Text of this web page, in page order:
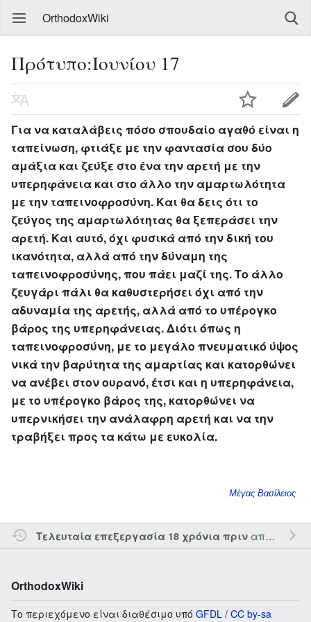
OrthodoxWiki
Πρότυπο:Ιουνίου 17
Για να καταλάβεις πόσο σπουδαίο αγαθό είναι η
ταπείνωση, φτιάξε με την φαντασία σου δύο
αμάξια και ζεύξε στο ένα την αρετή με την
υπερηφάνεια και στο άλλο την αμαρτωλότητα
με την ταπεινοφροσύνη. Και θα δεις ότι το
ζεύγος της αμαρτωλότητας θα ξεπεράσει την
αρετή. Και αυτό, όχι φυσικά από την δική του
ικανότητα, αλλά από την δύναμη της
ταπεινοφροσύνης, που πάει μαζί της. Το άλλο
ζευγάρι πάλι θα καθυστερήσει όχι από την
αδυναμία της αρετής, αλλά από το υπέρογκο
βάρος της υπερηφάνειας. Διότι όπως η
ταπεινοφροσύνη, με το μεγάλο πνευματικό ύψος
νικά την βαρύτητα της αμαρτίας και κατορθώνει
να ανέβει στον ουρανό, έτσι και η υπερηφάνεια,
με το υπέρογκο βάρος της, κατορθώνει να
υπερνικήσει την ανάλαφρη αρετή και να την
τραβήξει προς τα κάτω με ευκολία.
Μέγας Βασίλειος
Τελευταία επεξεργασία 18 χρόνια πριναπό τον την
OrthodoxWiki
Το περιεχόμενο είναι διαθέσιμο υπό GFDL / CC by-sa